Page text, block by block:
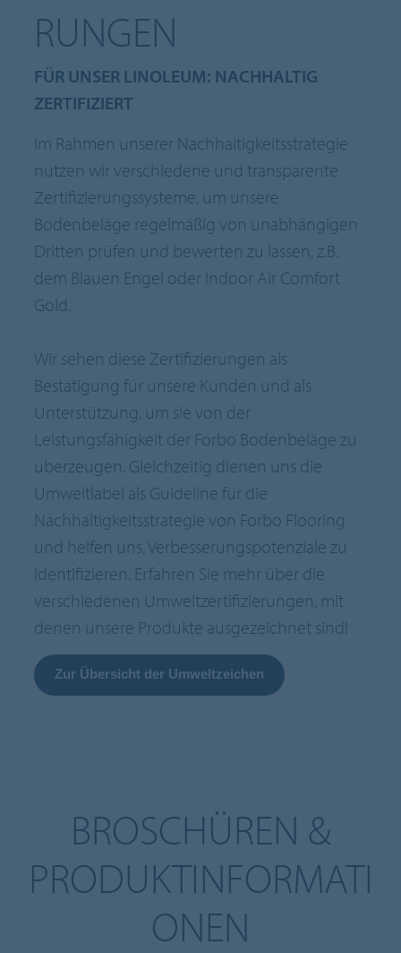
RUNGEN
FÜR UNSER LINOLEUM: NACHHALTIG
ZERTIFIZIERT
Im Rahmen unserer Nachhaltigkeitsstrategie
nutzen wir verschiedene und transparente
Zertifizierungssysteme, um unsere
Bodenbeläge regelmäßig von unabhängigen
Dritten prüfen und bewerten zu lassen, z.B.
dem Blauen Engel oder Indoor Air Comfort
Gold.
Wir sehen diese Zertifizierungen als
Bestätigung für unsere Kunden und als
Unterstützung, um sie von der
Leistungsfähigkeit der Forbo Bodenbeläge zu
überzeugen. Gleichzeitig dienen uns die
Umweltlabel als Guideline für die
Nachhaltigkeitsstrategie von Forbo Flooring
und helfen uns, Verbesserungspotenziale zu
identifizieren. Erfahren Sie mehr über die
verschiedenen Umweltzertifizierungen, mit
denen unsere Produkte ausgezeichnet sind!
Zur Übersicht der Umweltzeichen
BROSCHÜREN &
PRODUKTINFORMATI
ONEN